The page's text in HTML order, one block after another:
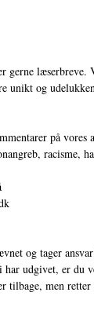
gerne læserbreve.
unikt og
på vores
racisme,
og tager
udgivet, er du
tilbage, men